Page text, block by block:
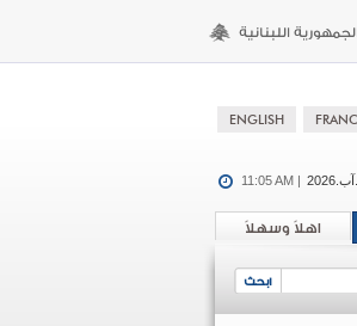
11:05 AM |
اهلاً وسهلاً